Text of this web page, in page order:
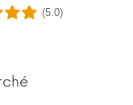
(5.0)